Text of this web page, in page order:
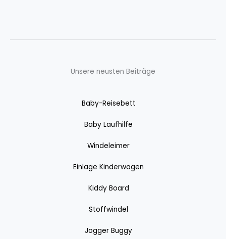
Unsere neusten Beiträge
Baby-Reisebett
Baby Laufhilfe
Windeleimer
Einlage Kinderwagen
Kiddy Board
Stoffwindel
Jogger Buggy